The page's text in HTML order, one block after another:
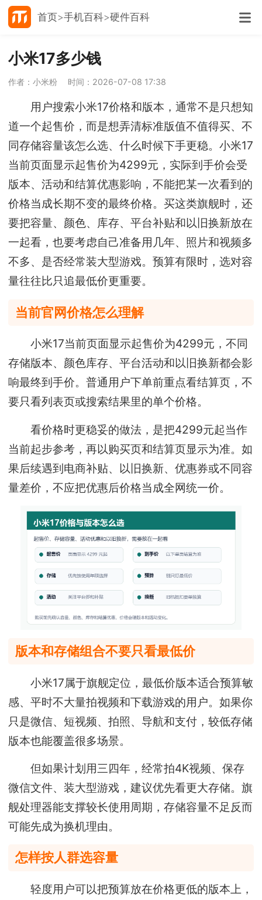
首页 手机百科 硬件百科
小米17多少钱
作者：小米粉 时间：2026-07-08 17:38
用户搜索小米17价格和版本，通常不是只想知
道一个起售价，而是想弄清标准版值不值得买、不
同存储容量该怎么选、什么时候下手更稳。小米17
当前页面显示起售价为4299元，实际到手价会受
版本、活动和结算优惠影响，不能把某一次看到的
价格当成长期不变的最终价格。买这类旗舰时，还
要把容量、颜色、库存、平台补贴和以旧换新放在
一起看，也要考虑自己准备用几年、照片和视频多
不多、是否经常装大型游戏。预算有限时，选对容
量往往比只追最低价更重要。
当前官网价格怎么理解
小米17当前页面显示起售价为4299元，不同
存储版本、颜色库存、平台活动和以旧换新都会影
响最终到手价。普通用户下单前重点看结算页，不
要只看列表页或搜索结果里的单个价格。
看价格时更稳妥的做法，是把4299元起当作
当前起步参考，再以购买页和结算页显示为准。如
果后续遇到电商补贴、以旧换新、优惠券或不同容
量差价，不应把优惠后价格当成全网统一价。
版本和存储组合不要只看最低价
小米17属于旗舰定位，最低价版本适合预算敏
感、平时不大量拍视频和下载游戏的用户。如果你
只是微信、短视频、拍照、导航和支付，较低存储
版本也能覆盖很多场景。
但如果计划用三四年，经常拍4K视频、保存
微信文件、装大型游戏，建议优先看更大存储。旗
舰处理器能支撑较长使用周期，存储容量不足反而
可能先成为换机理由。
怎样按人群选容量
轻度用户可以把预算放在价格更低的版本上，